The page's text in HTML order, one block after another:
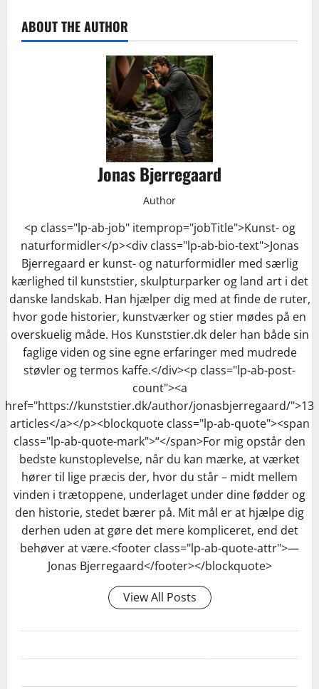
ABOUT THE AUTHOR
Jonas Bjerregaard
Author
<p class="lp-ab-job" itemprop="jobTitle">Kunst- og
naturformidler</p><div class="lp-ab-bio-text">Jonas
Bjerregaard er kunst- og naturformidler med særlig
kærlighed til kunststier, skulpturparker og land art i det
danske landskab. Han hjælper dig med at finde de ruter,
hvor gode historier, kunstværker og stier mødes på en
overskuelig måde. Hos Kunststier.dk deler han både sin
faglige viden og sine egne erfaringer med mudrede
støvler og termos kaffe.</div><p class="lp-ab-post-
count"><a
href="https://kunststier.dk/author/jonasbjerregaard/">13
articles</a></p><blockquote class="lp-ab-quote"><span
class="lp-ab-quote-mark">“</span>For mig opstår den
bedste kunstoplevelse, når du kan mærke, at værket
hører til lige præcis der, hvor du står – midt mellem
vinden i trætoppene, underlaget under dine fødder og
den historie, stedet bærer på. Mit mål er at hjælpe dig
derhen uden at gøre det mere kompliceret, end det
behøver at være.<footer class="lp-ab-quote-attr">—
Jonas Bjerregaard</footer></blockquote>
View All Posts
først?' eller 'Hvad tror du kunstneren har tænkt på